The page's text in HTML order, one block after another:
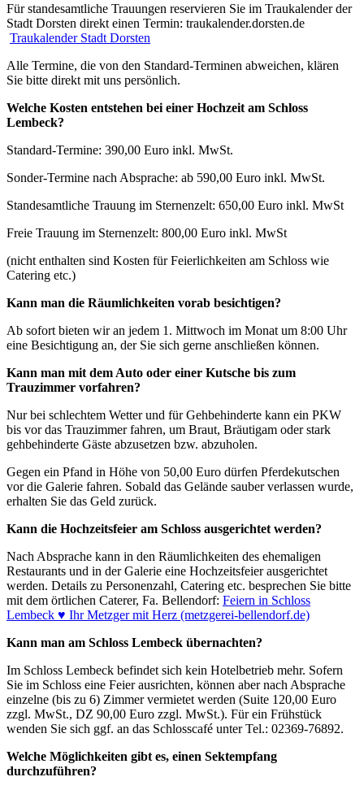
Für standesamtliche Trauungen reservieren Sie im Traukalender der
Stadt Dorsten direkt einen Termin: traukalender.dorsten.de
Traukalender Stadt Dorsten
Alle Termine, die von den Standard-Terminen abweichen, klären
Sie bitte direkt mit uns persönlich.
Welche Kosten entstehen bei einer Hochzeit am Schloss
Lembeck?
Standard-Termine: 390,00 Euro inkl. MwSt.
Sonder-Termine nach Absprache: ab 590,00 Euro inkl. MwSt.
Standesamtliche Trauung im Sternenzelt: 650,00 Euro inkl. MwSt
Freie Trauung im Sternenzelt: 800,00 Euro inkl. MwSt
(nicht enthalten sind Kosten für Feierlichkeiten am Schloss wie
Catering etc.)
Kann man die Räumlichkeiten vorab besichtigen?
Ab sofort bieten wir an jedem 1. Mittwoch im Monat um 8:00 Uhr
eine Besichtigung an, der Sie sich gerne anschließen können.
Kann man mit dem Auto oder einer Kutsche bis zum
Trauzimmer vorfahren?
Nur bei schlechtem Wetter und für Gehbehinderte kann ein PKW
bis vor das Trauzimmer fahren, um Braut, Bräutigam oder stark
gehbehinderte Gäste abzusetzen bzw. abzuholen.
Gegen ein Pfand in Höhe von 50,00 Euro dürfen Pferdekutschen
vor die Galerie fahren. Sobald das Gelände sauber verlassen wurde,
erhalten Sie das Geld zurück.
Kann die Hochzeitsfeier am Schloss ausgerichtet werden?
Nach Absprache kann in den Räumlichkeiten des ehemaligen
Restaurants und in der Galerie eine Hochzeitsfeier ausgerichtet
werden. Details zu Personenzahl, Catering etc. besprechen Sie bitte
mit dem örtlichen Caterer, Fa. Bellendorf: Feiern in Schloss
Lembeck ♥ Ihr Metzger mit Herz (metzgerei-bellendorf.de)
Kann man am Schloss Lembeck übernachten?
Im Schloss Lembeck befindet sich kein Hotelbetrieb mehr. Sofern
Sie im Schloss eine Feier ausrichten, können aber nach Absprache
einzelne (bis zu 6) Zimmer vermietet werden (Suite 120,00 Euro
zzgl. MwSt., DZ 90,00 Euro zzgl. MwSt.). Für ein Frühstück
wenden Sie sich ggf. an das Schlosscafé unter Tel.: 02369-76892.
Welche Möglichkeiten gibt es, einen Sektempfang
durchzuführen?